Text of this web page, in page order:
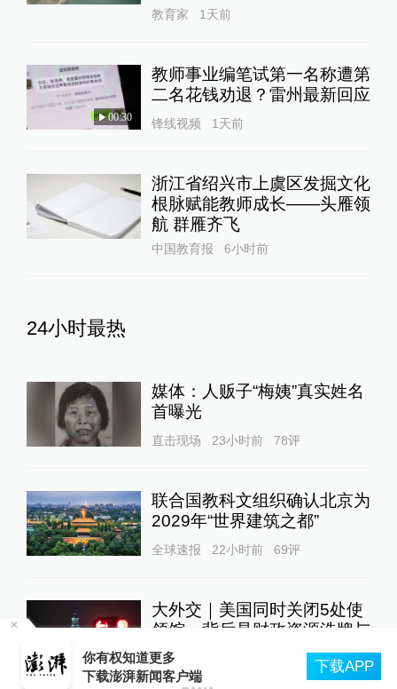
教育家 1天前
00:30
教师事业编笔试第一名称遭第
二名花钱劝退？雷州最新回应
锋线视频 1天前
浙江省绍兴市上虞区发掘文化
根脉赋能教师成长——头雁领
航 群雁齐飞
中国教育报 6小时前
24小时最热
媒体：人贩子“梅姨”真实姓名
首曝光
直击现场 23小时前 78评
联合国教科文组织确认北京为
2029年“世界建筑之都”
全球速报 22小时前 69评
大外交｜美国同时关闭5处使
领馆，背后是财政资源洗牌与
霸权模式变迁？
大国外交
你有权知道更多
下载澎湃新闻客户端
下载APP